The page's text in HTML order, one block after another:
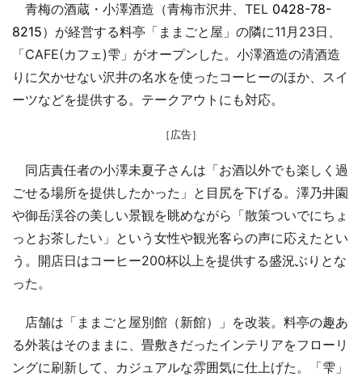
青梅の酒蔵・小澤酒造（青梅市沢井、TEL 0428-78-
8215）が経営する料亭「ままごと屋」の隣に11月23日、
「CAFE(カフェ)雫」がオープンした。小澤酒造の清酒造
りに欠かせない沢井の名水を使ったコーヒーのほか、スイ
ーツなどを提供する。テークアウトにも対応。
［広告］
同店責任者の小澤未夏子さんは「お酒以外でも楽しく過
ごせる場所を提供したかった」と目尻を下げる。澤乃井園
や御岳渓谷の美しい景観を眺めながら「散策ついでにちょ
っとお茶したい」という女性や観光客らの声に応えたとい
う。開店日はコーヒー200杯以上を提供する盛況ぶりとな
った。
店舗は「ままごと屋別館（新館）」を改装。料亭の趣あ
る外装はそのままに、畳敷きだったインテリアをフローリ
ングに刷新して、カジュアルな雰囲気に仕上げた。「雫」